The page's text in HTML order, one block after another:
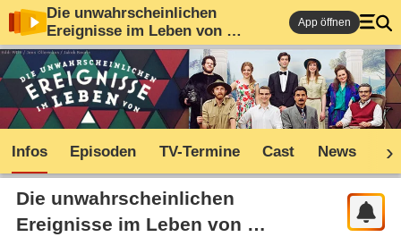
Die unwahrscheinlichen
Ereignisse im Leben von …
App öffnen
Infos Episoden TV-Termine Cast News
Die unwahrscheinlichen
Ereignisse im Leben von …